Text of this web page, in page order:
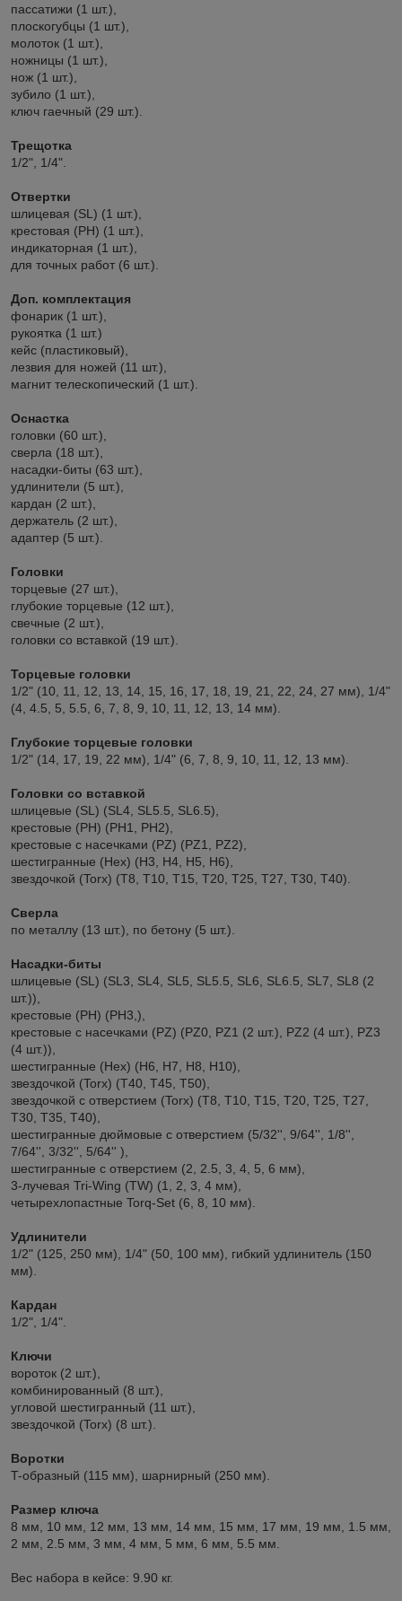
пассатижи (1 шт.),
плоскогубцы (1 шт.),
молоток (1 шт.),
ножницы (1 шт.),
нож (1 шт.),
зубило (1 шт.),
ключ гаечный (29 шт.).
Трещотка
1/2", 1/4".
Отвертки
шлицевая (SL) (1 шт.),
крестовая (PH) (1 шт.),
индикаторная (1 шт.),
для точных работ (6 шт.).
Доп. комплектация
фонарик (1 шт.),
рукоятка (1 шт.)
кейс (пластиковый),
лезвия для ножей (11 шт.),
магнит телескопический (1 шт.).
Оснастка
головки (60 шт.),
сверла (18 шт.),
насадки-биты (63 шт.),
удлинители (5 шт.),
кардан (2 шт.),
держатель (2 шт.),
адаптер (5 шт.).
Головки
торцевые (27 шт.),
глубокие торцевые (12 шт.),
свечные (2 шт.),
головки со вставкой (19 шт.).
Торцевые головки
1/2" (10, 11, 12, 13, 14, 15, 16, 17, 18, 19, 21, 22, 24, 27 мм), 1/4"
(4, 4.5, 5, 5.5, 6, 7, 8, 9, 10, 11, 12, 13, 14 мм).
Глубокие торцевые головки
1/2" (14, 17, 19, 22 мм), 1/4" (6, 7, 8, 9, 10, 11, 12, 13 мм).
Головки со вставкой
шлицевые (SL) (SL4, SL5.5, SL6.5),
крестовые (PH) (РН1, РН2),
крестовые с насечками (PZ) (PZ1, PZ2),
шестигранные (Hex) (Н3, Н4, Н5, Н6),
звездочкой (Torx) (Т8, Т10, Т15, Т20, Т25, Т27, Т30, Т40).
Сверла
по металлу (13 шт.), по бетону (5 шт.).
Насадки-биты
шлицевые (SL) (SL3, SL4, SL5, SL5.5, SL6, SL6.5, SL7, SL8 (2
шт.)),
крестовые (PH) (РН3,),
крестовые с насечками (PZ) (PZ0, PZ1 (2 шт.), PZ2 (4 шт.), PZ3
(4 шт.)),
шестигранные (Hex) (Н6, Н7, Н8, Н10),
звездочкой (Torx) (Т40, Т45, Т50),
звездочкой с отверстием (Torx) (Т8, Т10, Т15, Т20, Т25, Т27,
Т30, Т35, Т40),
шестигранные дюймовые с отверстием (5/32'', 9/64'', 1/8'',
7/64'', 3/32'', 5/64'' ),
шестигранные с отверстием (2, 2.5, 3, 4, 5, 6 мм),
3-лучевая Tri-Wing (TW) (1, 2, 3, 4 мм),
четырехлопастные Torq-Set (6, 8, 10 мм).
Удлинители
1/2" (125, 250 мм), 1/4" (50, 100 мм), гибкий удлинитель (150
мм).
Кардан
1/2", 1/4".
Ключи
вороток (2 шт.),
комбинированный (8 шт.),
угловой шестигранный (11 шт.),
звездочкой (Torx) (8 шт.).
Воротки
T-образный (115 мм), шарнирный (250 мм).
Размер ключа
8 мм, 10 мм, 12 мм, 13 мм, 14 мм, 15 мм, 17 мм, 19 мм, 1.5 мм,
2 мм, 2.5 мм, 3 мм, 4 мм, 5 мм, 6 мм, 5.5 мм.
Вес набора в кейсе: 9.90 кг.